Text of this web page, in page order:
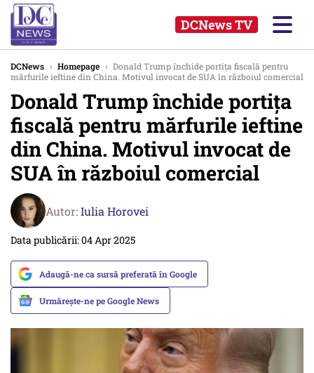
DCNews TV
DCNews › Homepage › Donald Trump închide portița fiscală pentru
mărfurile ieftine din China. Motivul invocat de SUA în războiul comercial
Donald Trump închide portița
fiscală pentru mărfurile ieftine
din China. Motivul invocat de
SUA în războiul comercial
Autor:Iulia Horovei
Data publicării: 04 Apr 2025
Adaugă-ne ca sursă preferată în Google
Urmărește-ne pe Google News